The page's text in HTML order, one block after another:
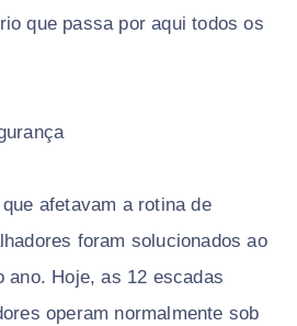
que passa por aqui todos os
afetavam a rotina de
foram solucionados ao
ano. Hoje, as 12 escadas
operam normalmente sob